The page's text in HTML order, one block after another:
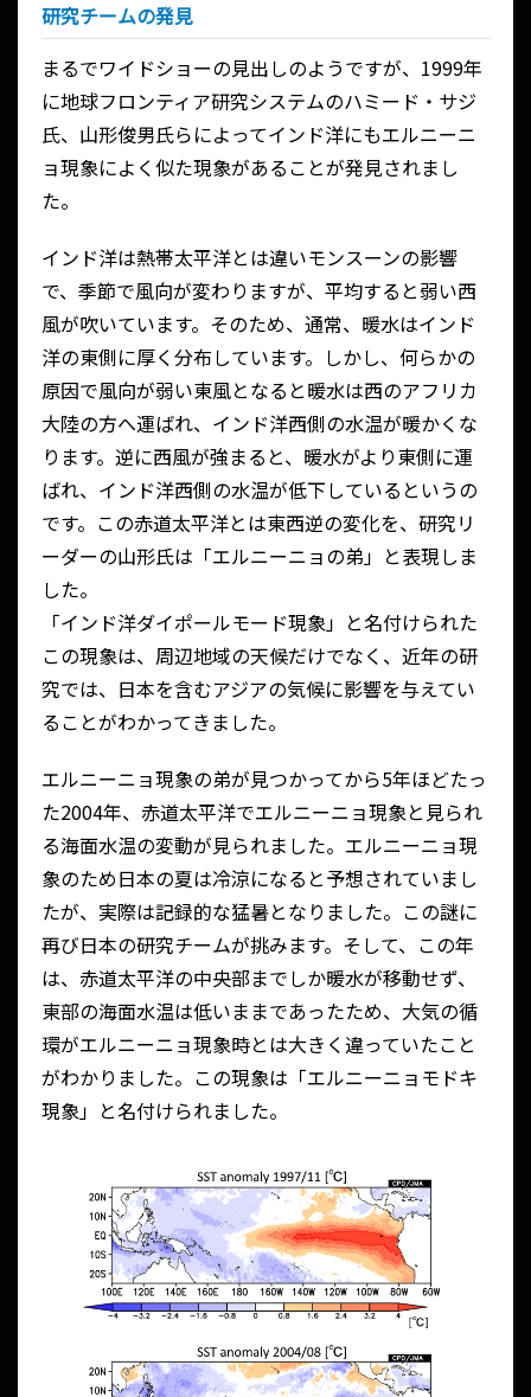
研究チームの発見
まるでワイドショーの見出しのようですが、1999年
に地球フロンティア研究システムのハミード・サジ
氏、山形俊男氏らによってインド洋にもエルニーニ
ョ現象によく似た現象があることが発見されまし
た。
インド洋は熱帯太平洋とは違いモンスーンの影響
で、季節で風向が変わりますが、平均すると弱い西
風が吹いています。そのため、通常、暖水はインド
洋の東側に厚く分布しています。しかし、何らかの
原因で風向が弱い東風となると暖水は西のアフリカ
大陸の方へ運ばれ、インド洋西側の水温が暖かくな
ります。逆に西風が強まると、暖水がより東側に運
ばれ、インド洋西側の水温が低下しているというの
です。この赤道太平洋とは東西逆の変化を、研究リ
ーダーの山形氏は「エルニーニョの弟」と表現しま
した。
「インド洋ダイポールモード現象」と名付けられた
この現象は、周辺地域の天候だけでなく、近年の研
究では、日本を含むアジアの気候に影響を与えてい
ることがわかってきました。
エルニーニョ現象の弟が見つかってから5年ほどたっ
た2004年、赤道太平洋でエルニーニョ現象と見られ
る海面水温の変動が見られました。エルニーニョ現
象のため日本の夏は冷涼になると予想されていまし
たが、実際は記録的な猛暑となりました。この謎に
再び日本の研究チームが挑みます。そして、この年
は、赤道太平洋の中央部までしか暖水が移動せず、
東部の海面水温は低いままであったため、大気の循
環がエルニーニョ現象時とは大きく違っていたこと
がわかりました。この現象は「エルニーニョモドキ
現象」と名付けられました。